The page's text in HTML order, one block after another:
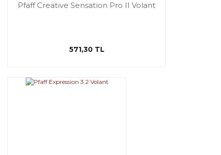
Pfaff Creative Sensation Pro II Volant
571,30 TL